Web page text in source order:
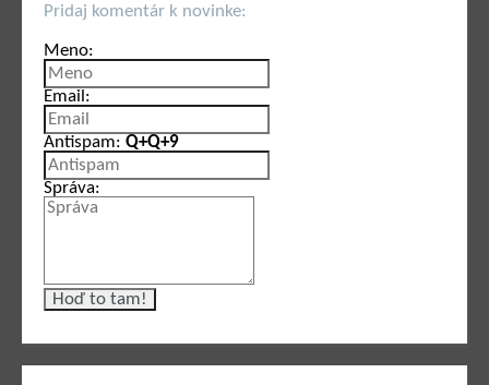
Pridaj komentár k novinke:
Meno:
Email:
Antispam: Q+Q+9
Správa: